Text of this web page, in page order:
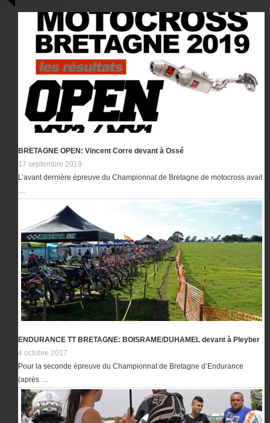
Articles au hasard
BRETAGNE OPEN: Vincent Corre devant à Ossé
17 septembre 2019
L’avant dernière épreuve du Championnat de Bretagne de motocross avait
…
ENDURANCE TT BRETAGNE: BOISRAME/DUHAMEL devant à Pleyber
4 octobre 2017
Pour la seconde épreuve du Championnat de Bretagne d’Endurance
(après …